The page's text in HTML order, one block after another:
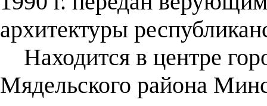
архитектуры
Находится в центре
Мядельского района